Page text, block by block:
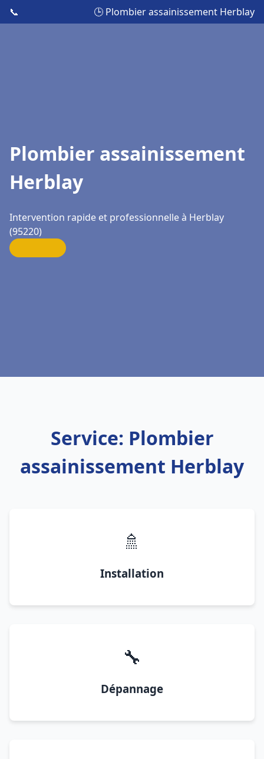
📞 🕒 Plombier assainissement Herblay
Plombier assainissement
Herblay
Intervention rapide et professionnelle à Herblay
(95220)
Service: Plombier
assainissement Herblay
🚿
Installation
🔧
Dépannage